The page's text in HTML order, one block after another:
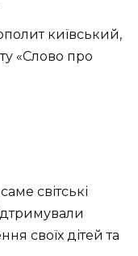
київський,
«Слово про
світські
своїх дітей та